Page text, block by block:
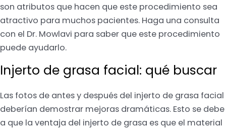
son atributos que hacen que este procedimiento sea
atractivo para muchos pacientes. Haga una consulta
con el Dr. Mowlavi para saber que este procedimiento
puede ayudarlo.
Injerto de grasa facial: qué buscar
Las fotos de antes y después del injerto de grasa facial
deberían demostrar mejoras dramáticas. Esto se debe
a que la ventaja del injerto de grasa es que el material